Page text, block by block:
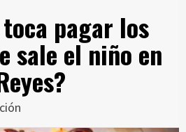
pagar los
sale el niño en